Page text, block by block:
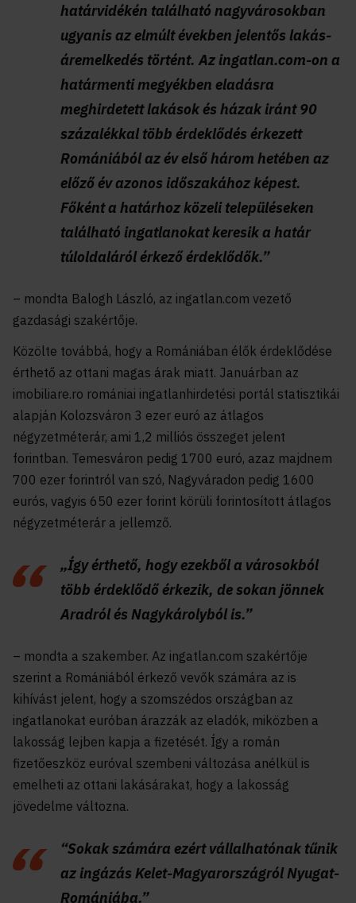
határvidékén található nagyvárosokban
ugyanis az elmúlt években jelentős lakás-
áremelkedés történt. Az ingatlan.com-on a
határmenti megyékben eladásra
meghirdetett lakások és házak iránt 90
százalékkal több érdeklődés érkezett
Romániából az év első három hetében az
előző év azonos időszakához képest.
Főként a határhoz közeli településeken
található ingatlanokat keresik a határ
túloldaláról érkező érdeklődők.”
– mondta Balogh László, az ingatlan.com vezető
gazdasági szakértője.
Közölte továbbá, hogy a Romániában élők érdeklődése
érthető az ottani magas árak miatt. Januárban az
imobiliare.ro romániai ingatlanhirdetési portál statisztikái
alapján Kolozsváron 3 ezer euró az átlagos
négyzetméterár, ami 1,2 milliós összeget jelent
forintban. Temesváron pedig 1700 euró, azaz majdnem
700 ezer forintról van szó, Nagyváradon pedig 1600
eurós, vagyis 650 ezer forint körüli forintosított átlagos
négyzetméterár a jellemző.
„Így érthető, hogy ezekből a városokból
több érdeklődő érkezik, de sokan jönnek
Aradról és Nagykárolyból is.”
– mondta a szakember. Az ingatlan.com szakértője
szerint a Romániából érkező vevők számára az is
kihívást jelent, hogy a szomszédos országban az
ingatlanokat euróban árazzák az eladók, miközben a
lakosság lejben kapja a fizetését. Így a román
fizetőeszköz euróval szembeni változása anélkül is
emelheti az ottani lakásárakat, hogy a lakosság
jövedelme változna.
“Sokak számára ezért vállalhatónak tűnik
az ingázás Kelet-Magyarországról Nyugat-
Romániába.”